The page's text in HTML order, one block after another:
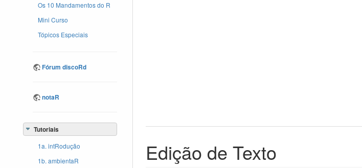
Os 10 Mandamentos do R
Mini Curso
Tópicos Especiais
Fórum discoRd
notaR
Tutoriais
1a. intRodução
1b. ambientaR
Edição de Texto